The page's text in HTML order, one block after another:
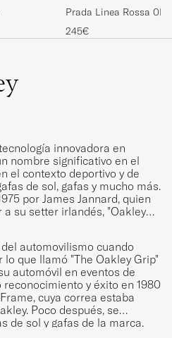
Prada Linea Rossa
Sunglasses Grey
245€
innovadora en
nombre significativo en el
el contexto deportivo y de
de sol, gafas y mucho más.
por James Jannard, quien
su setter irlandés, "Oakley
automovilismo cuando
lo que llamó "The Oakley Grip"
automóvil en eventos de
y éxito en 1980
cuya correa estaba
Poco después, se
de sol y gafas de la marca.